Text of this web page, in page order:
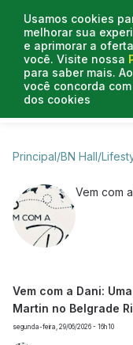
Usamos cookies
melhorar sua
e aprimorar a
você. Visite nossa
para saber mais.
você concorda
dos cookies
Business Hall
Principal/BN Hall/
Vem com
Vem com a Dani:
Martin no Belgrade
segunda-feira, 29/06/2026 - 16h10